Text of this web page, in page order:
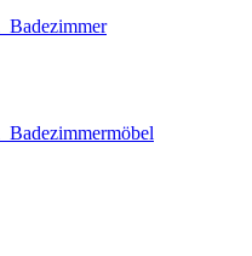
Badezimmer
Badezimmermöbel